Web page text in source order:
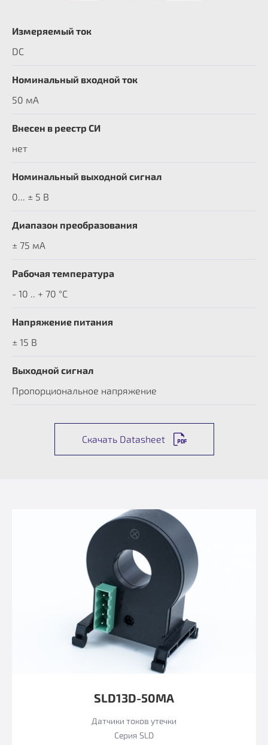
Измеряемый ток
DC
Номинальный входной ток
50 мА
Внесен в реестр СИ
нет
Номинальный выходной сигнал
0... ± 5 В
Диапазон преобразования
± 75 мА
Рабочая температура
- 10 .. + 70 °C
Напряжение питания
± 15 В
Выходной сигнал
Пропорциональное напряжение
Скачать Datasheet
SLD13D-50MA
Датчики токов утечки
Серия SLD